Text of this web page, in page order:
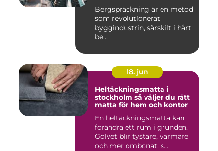
Bergspräckning är en metod
som revolutionerat
byggindustrin, särskilt i hårt
be...
18. jun
Heltäckningsmatta i
stockholm så väljer du rätt
matta för hem och kontor
En heltäckningsmatta kan
förändra ett rum i grunden.
Golvet blir tystare, varmare
och mer ombonat, s...